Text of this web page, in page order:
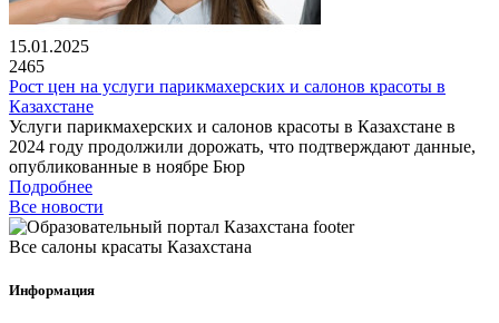
15.01.2025
2465
Рост цен на услуги парикмахерских и салонов красоты в
Казахстане
Услуги парикмахерских и салонов красоты в Казахстане в
2024 году продолжили дорожать, что подтверждают данные,
опубликованные в ноябре Бюр
Подробнее
Все новости
Все салоны красаты Казахстана
Информация